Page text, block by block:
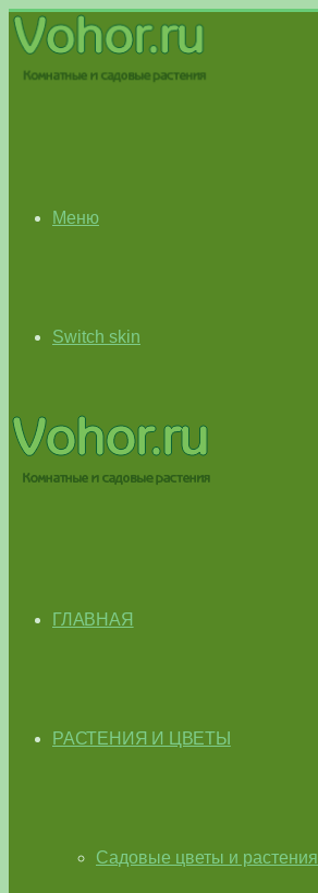
Меню
Switch skin
ГЛАВНАЯ
РАСТЕНИЯ И ЦВЕТЫ
Садовые цветы и растения